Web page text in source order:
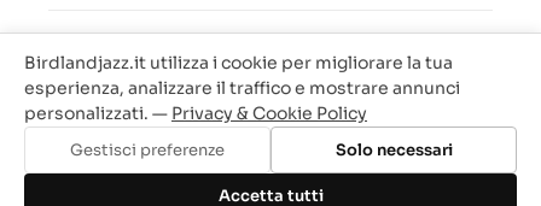
Aggiungi al carrello
Offerte
Privacy & Cookie
Traccia il tuo ordine
Birdland Milano. P.Iva 12093700156
Web Agency Milano
Birdlandjazz.it utilizza i cookie per migliorare la tua
esperienza, analizzare il traffico e mostrare annunci
personalizzati. — Privacy & Cookie Policy
Gestisci preferenze Solo necessari
Accetta tutti